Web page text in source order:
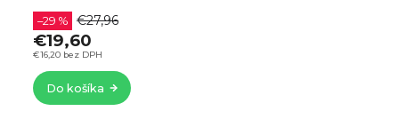
€16,20 bez DPH
–29 % €27,96
€19,60
Do košíka